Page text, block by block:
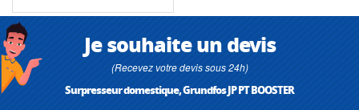
Je souhaite un devis
(Recevez votre devis sous 24h)
Surpresseur domestique, Grundfos JP PT BOOSTER